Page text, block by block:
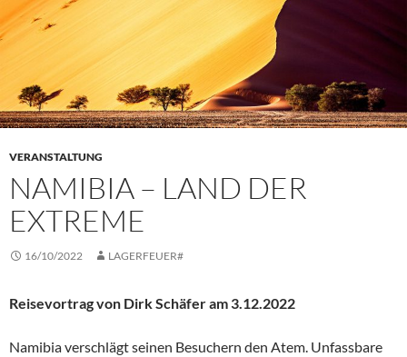
VERANSTALTUNG
NAMIBIA – LAND DER
EXTREME
16/10/2022 LAGERFEUER#
Reisevortrag von Dirk Schäfer am 3.12.2022
Namibia verschlägt seinen Besuchern den Atem. Unfassbare